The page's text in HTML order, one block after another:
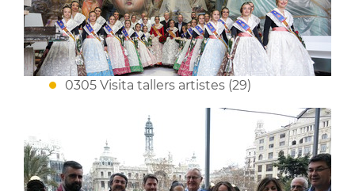
0305 Visita tallers artistes (29)